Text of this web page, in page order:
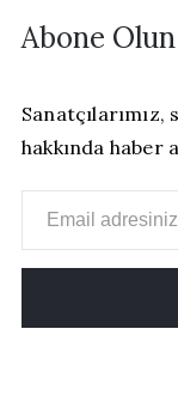
Abone Olun
hakkında haber